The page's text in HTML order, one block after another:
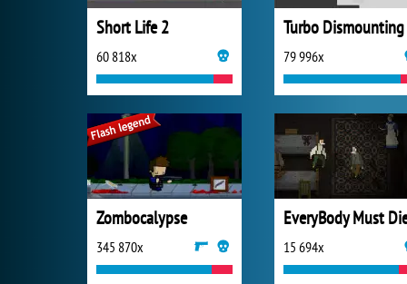
Short Life 2
60 818x
Turbo Dismounting
79 996x
Zombocalypse
345 870x
EveryBody Must
15 694x